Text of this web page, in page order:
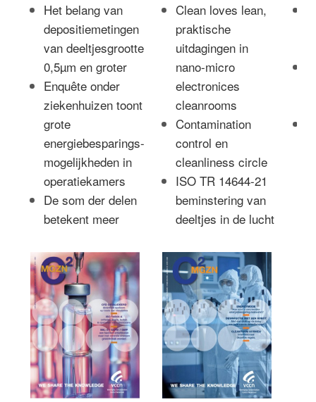
Het belang van
depositiemetingen
van deeltjesgrootte
0,5µm en groter
Enquête onder
ziekenhuizen toont
grote
energiebesparings-
mogelijkheden in
operatiekamers
De som der delen
betekent meer
Clean loves lean,
praktische
uitdagingen in
nano-micro
electronices
cleanrooms
Contamination
control en
cleanliness circle
ISO TR 14644-21
beminstering van
deeltjes in de lucht